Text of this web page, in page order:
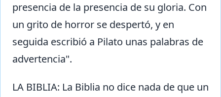
presencia de la presencia de su gloria. Con
un grito de horror se despertó, y en
seguida escribió a Pilato unas palabras de
advertencia".
LA BIBLIA: La Biblia no dice nada de que un